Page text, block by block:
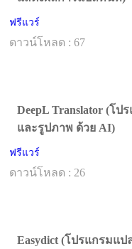
ฟรีแวร์
ดาวน์โหลด : 67
DeepL Translator (โ
และรูปภาพ ด้วย AI)
ฟรีแวร์
ดาวน์โหลด : 26
Easydict (โปรแกรมแ